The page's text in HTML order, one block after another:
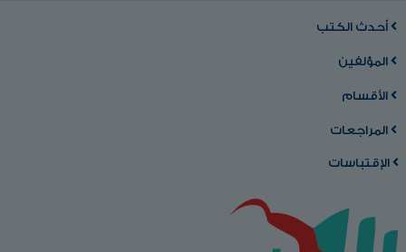
أحدث الكتب
المؤلفين
الأقسام
المراجعات
الإقتباسات